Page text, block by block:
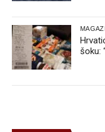
šoku: